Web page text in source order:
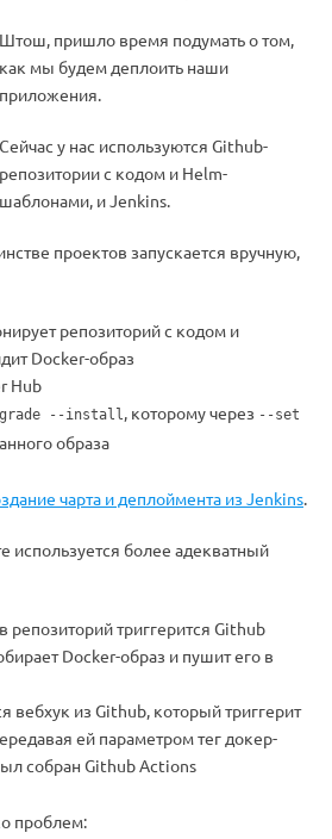
Штош, пришло время подумать о том,
как мы будем деплоить наши
приложения.
Сейчас у нас используются Github-
репозитории с кодом и Helm-
шаблонами, и Jenkins.
проектов запускается вручную,
репозиторий с кодом и
Docker-образ
Hub
--install, которому через --set
образа
чарта и деплоймента из Jenkins.
используется более адекватный
репозиторий триггерится Github
Docker-образ и пушит его в
вебхук из Github, который триггерит
ей параметром тег докер-
собран Github Actions
проблем: